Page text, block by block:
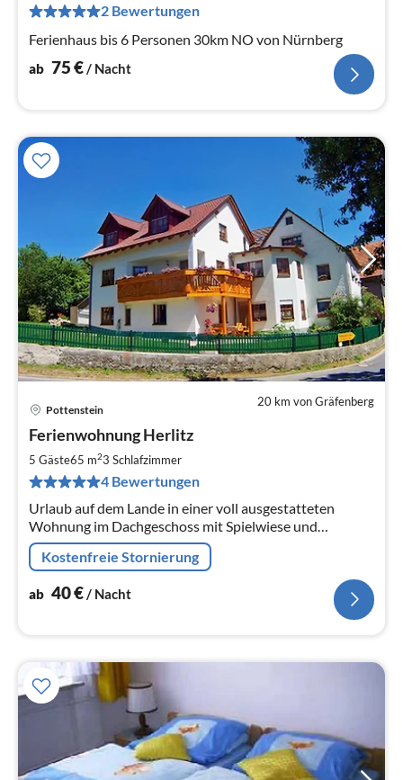
2 Bewertungen
Ferienhaus bis 6 Personen 30km NO von Nürnberg
ab 75€/ Nacht
20 km von Gräfenberg
Pottenstein
Ferienwohnung Herlitz
5 Gäste65 m23 Schlafzimmer
4 Bewertungen
Urlaub auf dem Lande in einer voll ausgestatteten
Wohnung im Dachgeschoss mit Spielwiese und
Grillmöglichkeit im Garten
Kostenfreie Stornierung
ab 40€/ Nacht